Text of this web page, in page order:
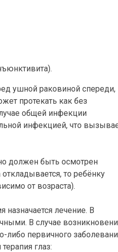
ушной раковиной спереди,
протекать как без
общей инфекции
инфекцией, что
должен быть осмотрен
то ребёнку
от возраста).
лечение. В
В случае
либо первичного
глаз: